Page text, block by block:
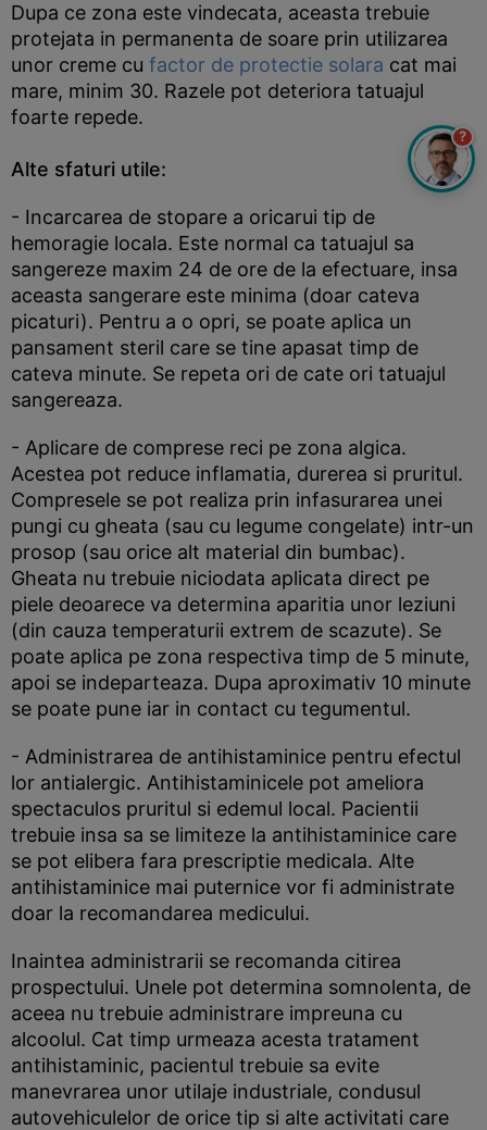
Dupa ce zona este vindecata, aceasta trebuie
protejata in permanenta de soare prin utilizarea
unor creme cu factor de protectie solara cat mai
mare, minim 30. Razele pot deteriora tatuajul
foarte repede.
Alte sfaturi utile:
- Incarcarea de stopare a oricarui tip de
hemoragie locala. Este normal ca tatuajul sa
sangereze maxim 24 de ore de la efectuare, insa
aceasta sangerare este minima (doar cateva
picaturi). Pentru a o opri, se poate aplica un
pansament steril care se tine apasat timp de
cateva minute. Se repeta ori de cate ori tatuajul
sangereaza.
- Aplicare de comprese reci pe zona algica.
Acestea pot reduce inflamatia, durerea si pruritul.
Compresele se pot realiza prin infasurarea unei
pungi cu gheata (sau cu legume congelate) intr-un
prosop (sau orice alt material din bumbac).
Gheata nu trebuie niciodata aplicata direct pe
piele deoarece va determina aparitia unor leziuni
(din cauza temperaturii extrem de scazute). Se
poate aplica pe zona respectiva timp de 5 minute,
apoi se indeparteaza. Dupa aproximativ 10 minute
se poate pune iar in contact cu tegumentul.
- Administrarea de antihistaminice pentru efectul
lor antialergic. Antihistaminicele pot ameliora
spectaculos pruritul si edemul local. Pacientii
trebuie insa sa se limiteze la antihistaminice care
se pot elibera fara prescriptie medicala. Alte
antihistaminice mai puternice vor fi administrate
doar la recomandarea medicului.
Inaintea administrarii se recomanda citirea
prospectului. Unele pot determina somnolenta, de
aceea nu trebuie administrare impreuna cu
alcoolul. Cat timp urmeaza acesta tratament
antihistaminic, pacientul trebuie sa evite
manevrarea unor utilaje industriale, condusul
autovehiculelor de orice tip si alte activitati care
?